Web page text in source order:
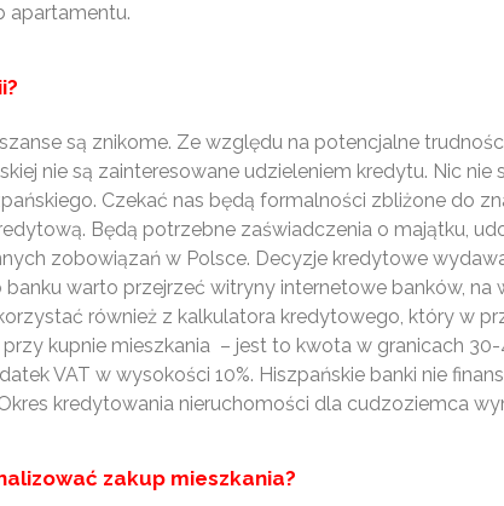
apartamentu.
są znikome. Ze względu na potencjalne
nie są zainteresowane udzieleniem kredytu. Nic
Czekać nas będą formalności zbliżone do
Będą potrzebne zaświadczenia o majątku,
zobowiązań w Polsce. Decyzje kredytowe
warto przejrzeć witryny internetowe banków,
również z kalkulatora kredytowego, który w
kupnie mieszkania – jest to kwota w granicach
VAT w wysokości 10%. Hiszpańskie banki nie
kredytowania nieruchomości dla cudzoziemca
zakup mieszkania?